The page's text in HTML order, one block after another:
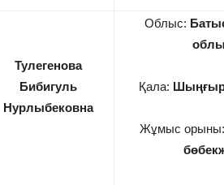
Тулегенова
Бибигуль
Нурлыбековна
Облыс:
Қала:
Жұмыс